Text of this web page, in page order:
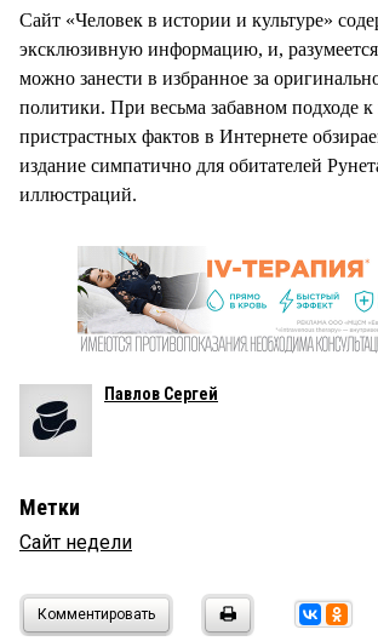
Сайт «Человек в истории и культуре»
эксклюзивную информацию, и,
можно занести в избранное за
политики. При весьма забавном подходе к
пристрастных фактов в Интернете
издание симпатично для обитателей
иллюстраций.
Павлов Сергей
Метки
Сайт недели
Комментировать